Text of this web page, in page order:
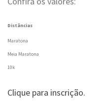
Distâncias
Maratona
Meia Maratona
10k
Clique para inscrição.